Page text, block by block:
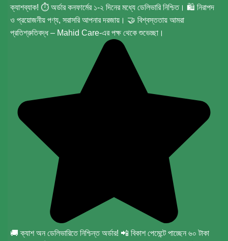
ক্যাশব্যাক! ⏱️ অর্ডার কনফার্মের ১-২ দিনের মধ্যে ডেলিভারি নিশ্চিত। 🛍️ নিরাপদ
ও প্রয়োজনীয় পণ্য, সরাসরি আপনার দরজায়। 🤝 বিশ্বস্ততায় আমরা
প্রতিশ্রুতিবদ্ধ – Mahid Care-এর পক্ষ থেকে শুভেচ্ছা।
🚚 ক্যাশ অন ডেলিভারিতে নিশ্চিন্ত অর্ডার! 📲 বিকাশ পেমেন্টে পাচ্ছেন ৬০ টাকা